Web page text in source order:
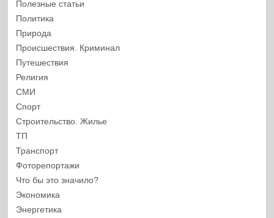
Полезные статьи
Политика
Природа
Происшествия. Криминал
Путешествия
Религия
СМИ
Спорт
Строительство. Жилье
ТП
Транспорт
Фоторепортажи
Что бы это значило?
Экономика
Энергетика